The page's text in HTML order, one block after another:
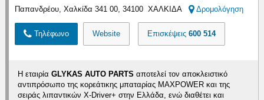
Παπανδρέου, Χαλκίδα 341 00, 34100 ΧΑΛΚΙΔΑ
Δρομολόγηση
Τηλέφωνο Website Επισκέψεις600 514
Η εταιρία GLYKAS AUTO PARTSαποτελεί τον αποκλειστικό
αντιπρόσωπο της κορεάτικης μπαταρίας MAXPOWER και της
σειράς λιπαντικών X-Driver+ στην Ελλάδα, ενώ διαθέτει και